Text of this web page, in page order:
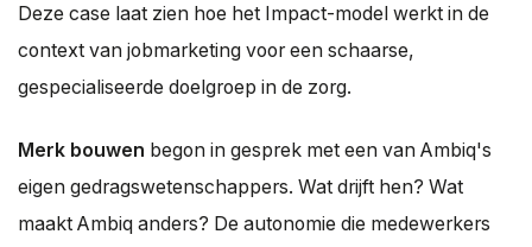
Deze case laat zien hoe het Impact-model werkt in de
context van jobmarketing voor een schaarse,
gespecialiseerde doelgroep in de zorg.
Merk bouwen begon in gesprek met een van Ambiq's
eigen gedragswetenschappers. Wat drijft hen? Wat
maakt Ambiq anders? De autonomie die medewerkers